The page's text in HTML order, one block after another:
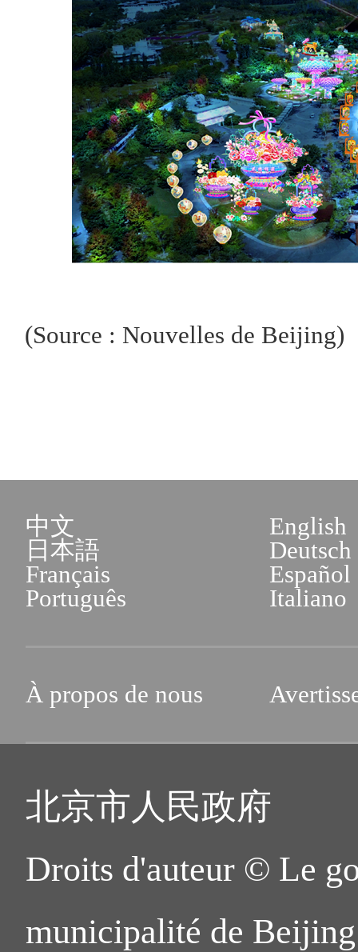
(Source : Nouvelles de Beijing)
中文
English
日本語
Deutsch
Français
Español
Português
Italiano
À propos de nous
北京市人民政府
Droits d'auteur © Le
municipalité de